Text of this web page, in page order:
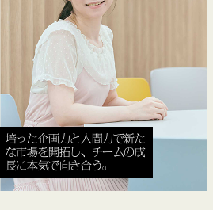
培った企画力と人間力で新た
な市場を開拓し、チームの成
長に本気で向き合う。